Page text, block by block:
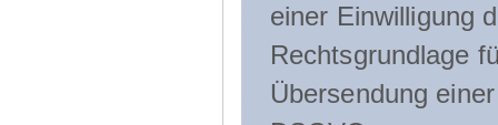
einer Einwilligung
Rechtsgrundlage
Übersendung